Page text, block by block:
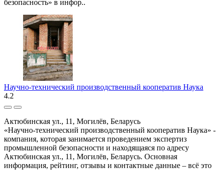
безопасность» в инфор..
Научно-технический производственный кооператив Наука
4.2
Актюбинская ул., 11, Могилёв, Беларусь
«Научно-технический производственный кооператив Наука» -
компания, которая занимается проведением экспертиз
промышленной безопасности и находящаяся по адресу
Актюбинская ул., 11, Могилёв, Беларусь. Основная
информация, рейтинг, отзывы и контактные данные – всё это